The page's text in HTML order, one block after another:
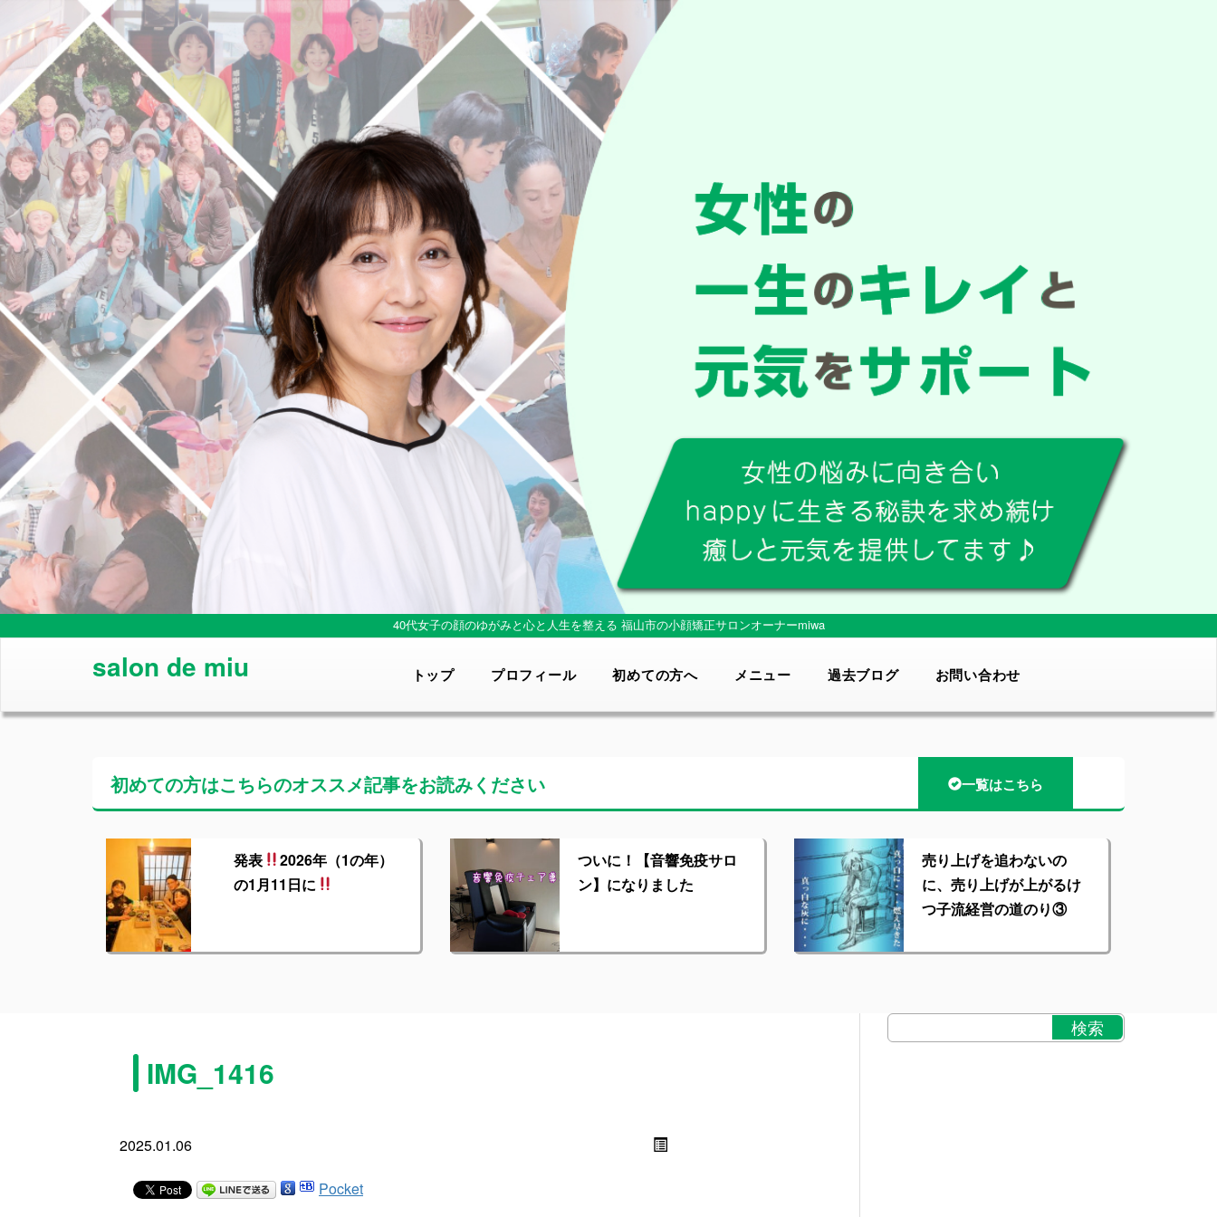
40代女子の顔のゆがみと心と人生を整える 福山市の小顔矯正サロンオーナーmiwa
salon de miu トップ プロフィール 初めての方へ メニュー 過去ブログ お問い合わせ
初めての方はこちらのオススメ記事をお読みください 一覧はこちら
発表
2026年（1の年）
の1月11日に
ついに！【音響免疫サロ
ン】になりました
売り上げを追わないの
に、売り上げが上がるけ
つ子流経営の道のり③
IMG_1416
2025.01.06
Pocket